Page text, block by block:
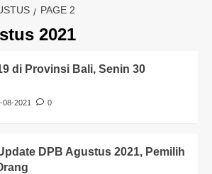
PAGE 2
2021
di Provinsi Bali, Senin 30
08-2021
0
DPB Agustus 2021, Pemilih